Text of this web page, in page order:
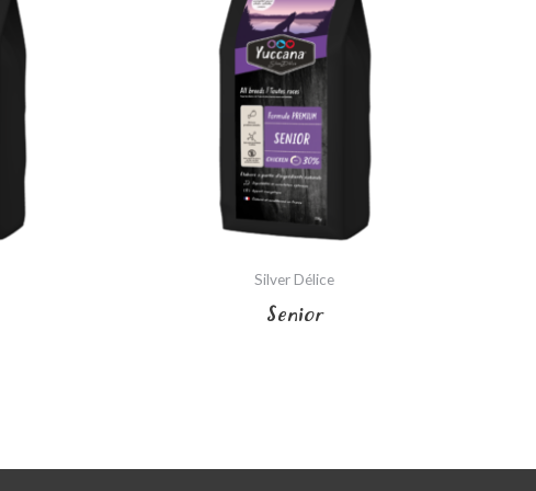
Silver Délice
Senior